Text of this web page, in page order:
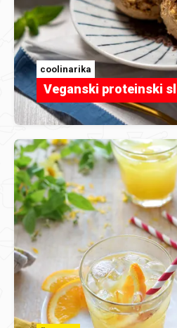
coolinarika
Veganski proteinski